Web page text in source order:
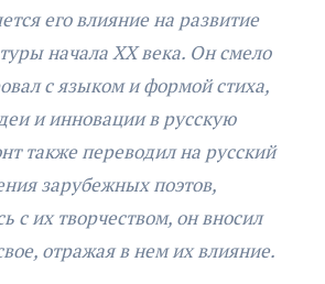
его влияние на развитие
начала XX века. Он смело
с языком и формой стиха,
и инновации в русскую
также переводил на русский
зарубежных поэтов,
с их творчеством, он вносил
отражая в нем их влияние.